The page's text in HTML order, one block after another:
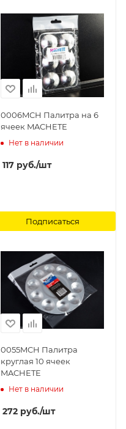
0006MCH Палитра на 6
ячеек MACHETE
Нет в наличии
117 руб./шт
Подписаться
0055MCH Палитра
круглая 10 ячеек
MACHETE
Нет в наличии
272 руб./шт